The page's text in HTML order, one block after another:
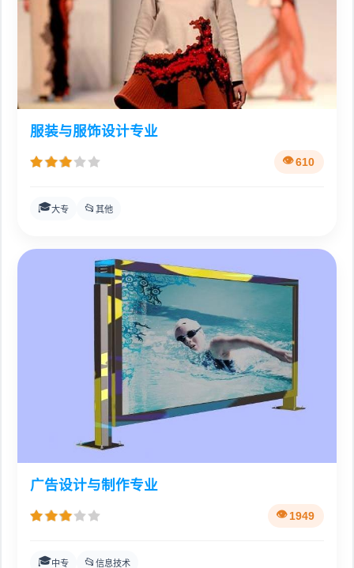
服装与服饰设计专业
610
🎓大专 📂 其他
广告设计与制作专业
1949
🎓中专 📂 信息技术